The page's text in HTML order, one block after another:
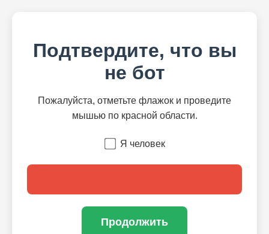
Подтвердите, что вы
не бот
Пожалуйста, отметьте флажок и проведите
мышью по красной области.
Я человек
Продолжить